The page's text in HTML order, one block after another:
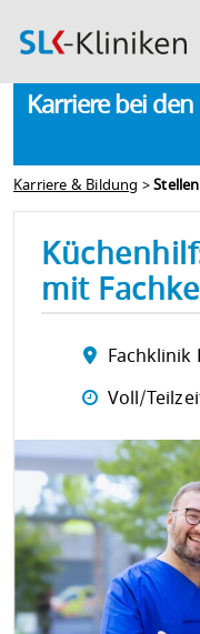
Karriere bei
Karriere & Bildung >
mit
Fachklinik
Voll/